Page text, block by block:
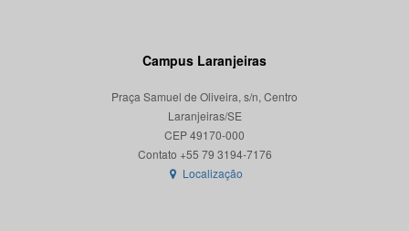
Campus Laranjeiras
Praça Samuel de Oliveira, s/n, Centro
Laranjeiras/SE
CEP 49170-000
Localização